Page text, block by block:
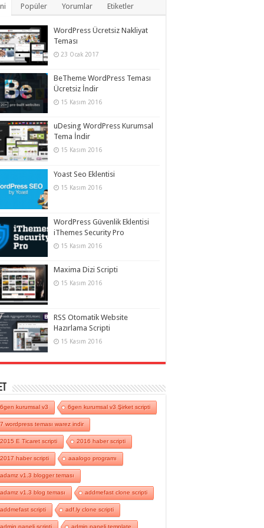
Popüler Yorumlar Etiketler
WordPress Ücretsiz Nakliyat
Teması
23 Ocak 2017
BeTheme WordPress Teması
Ücretsiz İndir
15 Kasım 2016
uDesing WordPress Kurumsal
Tema İndir
15 Kasım 2016
Yoast Seo Eklentisi
15 Kasım 2016
WordPress Güvenlik Eklentisi
iThemes Security Pro
15 Kasım 2016
Maxima Dizi Scripti
15 Kasım 2016
RSS Otomatik Website
Hazırlama Scripti
15 Kasım 2016
6gen kurumsal v3 6gen kurumsal v3 Şirket scripti
7 wordpress teması warez indir
2015 E Ticaret scripti 2016 haber scripti
2017 haber scripti aaalogo programı
adamz v1.3 blogger teması
adamz v1.3 blog teması addmefast clone scripti
addmefast scripti adf.ly clone scripti
admin paneli scripti admin paneli template